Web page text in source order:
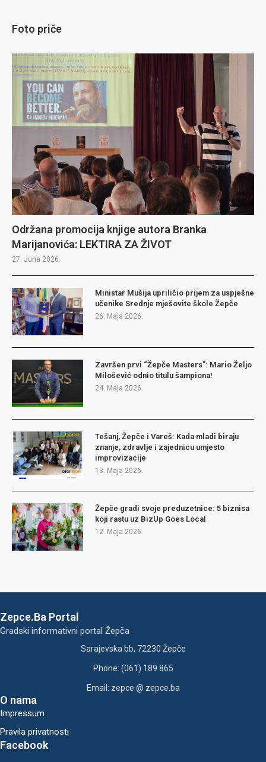
Foto priče
Održana promocija knjige autora Branka
Marijanovića: LEKTIRA ZA ŽIVOT
27. Juna 2026.
Ministar Mušija upriličio prijem za uspješne
učenike Srednje mješovite škole Žepče
26. Maja 2026.
Završen prvi “Žepče Masters”: Mario Željo
Milošević odnio titulu šampiona!
24. Maja 2026.
Tešanj, Žepče i Vareš: Kada mladi biraju
znanje, zdravlje i zajednicu umjesto
improvizacije
13. Maja 2026.
Žepče gradi svoje preduzetnice: 5 biznisa
koji rastu uz BizUp Goes Local
12. Maja 2026.
Zepce.Ba Portal
Gradski informativni portal Žepča
Sarajevska bb, 72230 Žepče
Phone: (061) 189 865
Email: zepce @ zepce.ba
O nama
Impressum
Pravila privatnosti
Facebook